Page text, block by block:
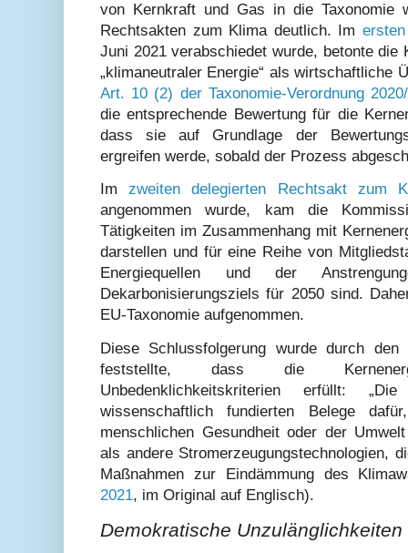
von Kernkraft und Gas in die Taxonomie
Rechtsakten zum Klima deutlich. Im
Juni 2021 verabschiedet wurde, betonte die
„klimaneutraler Energie“ als wirtschaftliche
Art. 10 (2) der Taxonomie-Verordnung
die entsprechende Bewertung für die
dass sie auf Grundlage der
ergreifen werde, sobald der Prozess
Imzweiten delegierten Rechtsakt zum
angenommen wurde, kam die
Tätigkeiten im Zusammenhang mit
darstellen und für eine Reihe von
Energiequellen und der
Dekarbonisierungsziels für 2050 sind.
EU-Taxonomie aufgenommen.
Diese Schlussfolgerung wurde durch
feststellte, dass die
Unbedenklichkeitskriterien erfüllt:
wissenschaftlich fundierten Belege
menschlichen Gesundheit oder der
als andere Stromerzeugungstechnologien,
Maßnahmen zur Eindämmung des
2021, im Original auf Englisch).
Demokratische Unzulänglichkeiten